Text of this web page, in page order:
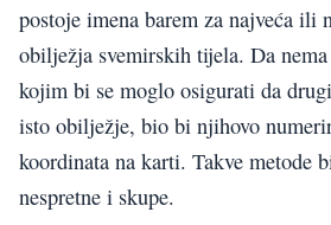
postoje imena barem za najveća ili
obilježja svemirskih tijela. Da
kojim bi se moglo osigurati da
isto obilježje, bio bi njihovo
koordinata na karti. Takve metode
nespretne i skupe.